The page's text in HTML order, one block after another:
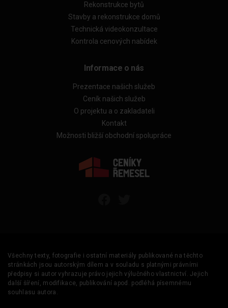
Rekonstrukce bytů
Stavby a rekonstrukce domů
Technická videokonzultace
Kontrola cenových nabídek
Informace o nás
Prezentace našich služeb
Ceník našich služeb
O projektu a o zakladateli
Kontakt
Možnosti bližší obchodní spolupráce
Všechny texty, fotografie i ostatní materiály publikované na těchto
stránkách jsou autorským dílem a v souladu s platnými právními
předpisy si autor vyhrazuje právo jejich výlučného vlastnictví. Jejich
další šíření, modifikace, publikování apod. podléhá písemnému
souhlasu autora.